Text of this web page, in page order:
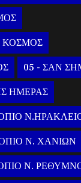
ΚΟΣΜΟΣ
05 - ΣΑΝ
ΗΜΕΡΑΣ
Ν. ΧΑΝΙΩΝ
Ν.